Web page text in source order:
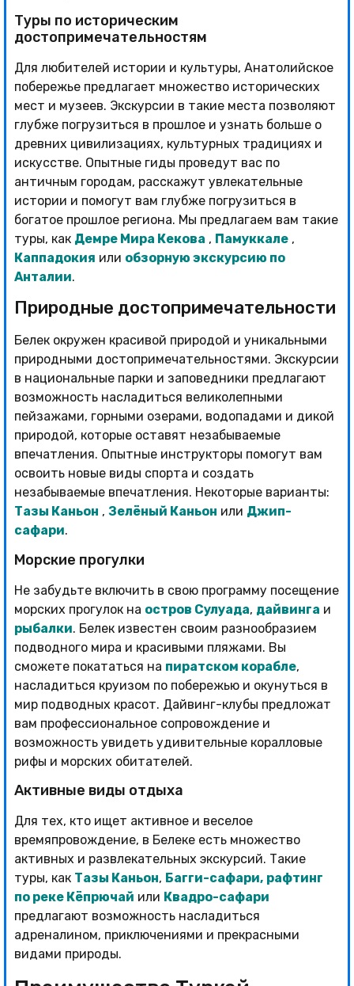
Туры по историческим
достопримечательностям
Для любителей истории и культуры, Анатолийское
побережье предлагает множество исторических
мест и музеев. Экскурсии в такие места позволяют
глубже погрузиться в прошлое и узнать больше о
древних цивилизациях, культурных традициях и
искусстве. Опытные гиды проведут вас по
античным городам, расскажут увлекательные
истории и помогут вам глубже погрузиться в
богатое прошлое региона. Мы предлагаем вам такие
туры, как Демре Мира Кекова , Памуккале ,
Каппадокия или обзорную экскурсию по
Анталии.
Природные достопримечательности
Белек окружен красивой природой и уникальными
природными достопримечательностями. Экскурсии
в национальные парки и заповедники предлагают
возможность насладиться великолепными
пейзажами, горными озерами, водопадами и дикой
природой, которые оставят незабываемые
впечатления. Опытные инструкторы помогут вам
освоить новые виды спорта и создать
незабываемые впечатления. Некоторые варианты:
Тазы Каньон , Зелёный Каньон или Джип-
сафари.
Морские прогулки
Не забудьте включить в свою программу посещение
морских прогулок на остров Сулуада, дайвинга и
рыбалки. Белек известен своим разнообразием
подводного мира и красивыми пляжами. Вы
сможете покататься на пиратском корабле,
насладиться круизом по побережью и окунуться в
мир подводных красот. Дайвинг-клубы предложат
вам профессиональное сопровождение и
возможность увидеть удивительные коралловые
рифы и морских обитателей.
Активные виды отдыха
Для тех, кто ищет активное и веселое
времяпровождение, в Белеке есть множество
активных и развлекательных экскурсий. Такие
туры, как Тазы Каньон, Багги-сафари, рафтинг
по реке Кёпрючай или Квадро-сафари
предлагают возможность насладиться
адреналином, приключениями и прекрасными
видами природы.